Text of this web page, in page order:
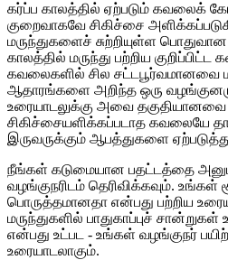
கர்ப்ப காலத்தில் ஏற்படும் கவலைக்
குறைவாகவே சிகிச்சை
மருந்துகளைச் சுற்றியுள்ள
காலத்தில் மருந்து பற்றிய
கவலைகளில் சில சட்டபூர்வமானவை
ஆதாரங்களை அறிந்த ஒரு
உரையாடலுக்கு அவை
சிகிச்சையளிக்கப்படாத கவலையே
இருவருக்கும் ஆபத்துகளை
நீங்கள் கடுமையான பதட்டத்தை
வழங்குநரிடம் தெரிவிக்கவும். உங்கள்
பொருத்தமானதா என்பது பற்றிய
மருந்துகளில் பாதுகாப்புச்
என்பது உட்பட - உங்கள் வழங்குநர்
உரையாடலாகும்.